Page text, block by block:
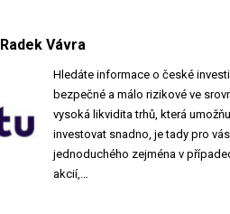
Radek Vávra
Hledáte informace o české
bezpečné a málo rizikové ve
vysoká likvidita trhů, která
investovat snadno, je tady pro
jednoduchého zejména v
akcií,…